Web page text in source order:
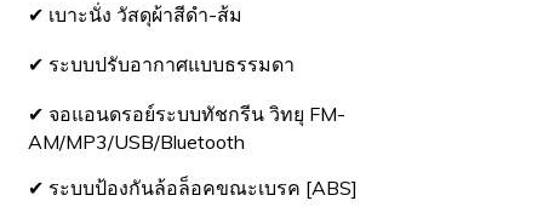
✔ เบาะนั่ง วัสดุผ้าสีดำ-ส้ม
✔ ระบบปรับอากาศแบบธรรมดา
✔ จอแอนดรอย์ระบบทัชกรีน วิทยุ FM-
AM/MP3/USB/Bluetooth
✔ ระบบป้องกันล้อล็อคขณะเบรค [ABS]